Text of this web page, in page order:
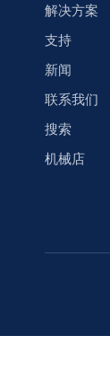
解决方案
支持
新闻
联系我们
搜索
机械店